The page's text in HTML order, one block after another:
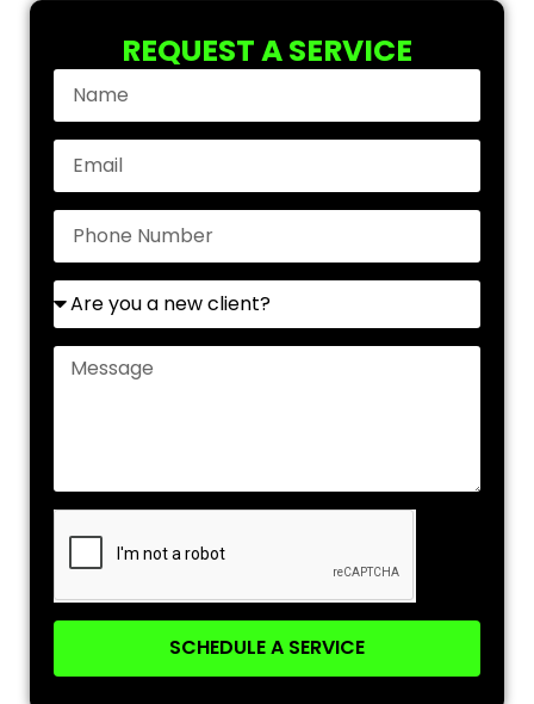
REQUEST A SERVICE
SCHEDULE A SERVICE